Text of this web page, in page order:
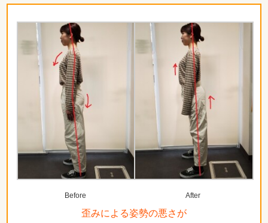
Before After
歪みによる姿勢の悪さが